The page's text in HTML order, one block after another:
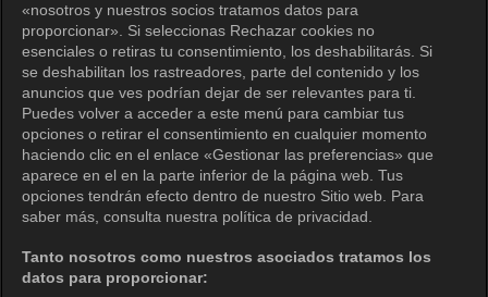
«nosotros y nuestros socios tratamos datos para
proporcionar». Si seleccionas Rechazar cookies no
esenciales o retiras tu consentimiento, los deshabilitarás. Si
se deshabilitan los rastreadores, parte del contenido y los
anuncios que ves podrían dejar de ser relevantes para ti.
Puedes volver a acceder a este menú para cambiar tus
opciones o retirar el consentimiento en cualquier momento
haciendo clic en el enlace «Gestionar las preferencias» que
aparece en el en la parte inferior de la página web. Tus
opciones tendrán efecto dentro de nuestro Sitio web. Para
saber más, consulta nuestra política de privacidad.
Tanto nosotros como nuestros asociados tratamos los
datos para proporcionar: